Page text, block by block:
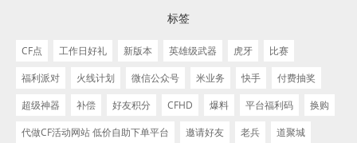
标签
CF点 工作日好礼 新版本 英雄级武器 虎牙
比赛
福利派对
火线计划 微信公众号 米业务 快手
付费抽奖
超级神器
补偿 好友积分 CFHD 爆料 平台福利码
换购
代做CF活动网站 低价自助下单平台
邀请好友 老兵 道聚城